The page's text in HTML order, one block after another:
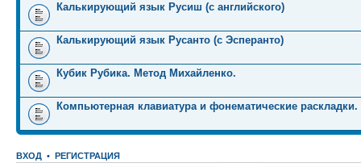
Калькирующий язык Русиш (с английского)
Калькирующий язык Русанто (с Эсперанто)
Кубик Рубика. Метод Михайленко.
Компьютерная клавиатура и фонематические раскладки.
ВХОД • РЕГИСТРАЦИЯ